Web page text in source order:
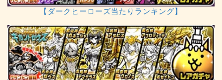
【ダークヒーローズ当たりランキング】